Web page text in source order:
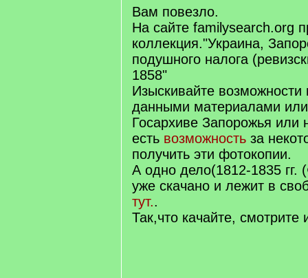
q
]
Вам повезло.
На сайте familysearch.org
коллекция."Украина,
подушного налога
1858"
Изыскивайте возможности
данными материалами
Госархиве Запорожья
есть возможность за
получить эти фотокопии.
А одно дело(1812-1835
уже скачано и лежит в
тут..
Так,что качайте, смотрите